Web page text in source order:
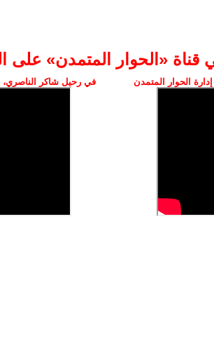
قناة ‫«الحوار المتمدن» على
الحوار المتمدن في رحيل شاكر